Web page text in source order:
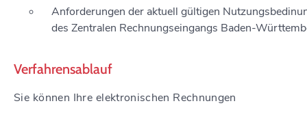
Anforderungen der aktuell gültigen
des Zentralen Rechnungseingangs Baden-
Verfahrensablauf
Sie können Ihre elektronischen Rechnungen